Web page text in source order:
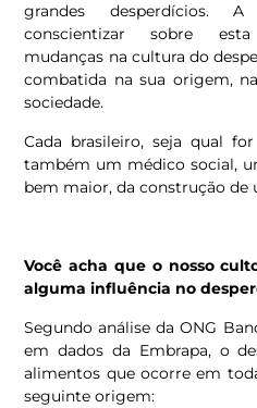
grandes desperdícios.
conscientizar sobre
mudanças na cultura do
combatida na sua origem,
sociedade.
Cada brasileiro, seja qual
também um médico social,
bem maior, da construção de
Você acha que o nosso
alguma influência no
Segundo análise da ONG
em dados da Embrapa, o
alimentos que ocorre em
seguinte origem: